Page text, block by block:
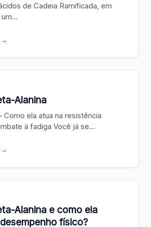
de Cadeia Ramificada, em
→
Alanina
Como ela atua na resistência
à fadiga Você já se...
→
Alanina e como ela
físico?